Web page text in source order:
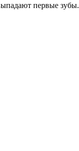
первые зубы.